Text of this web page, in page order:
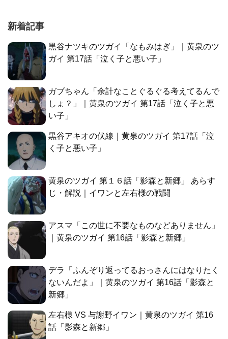
新着記事
黒谷ナツキのツガイ「なもみはぎ」｜黄泉のツ
ガイ 第17話「泣く子と悪い子」
ガブちゃん「余計なことぐるぐる考えてるんで
しょ？」｜黄泉のツガイ 第17話「泣く子と悪
い子」
黒谷アキオの伏線｜黄泉のツガイ 第17話「泣
く子と悪い子」
黄泉のツガイ 第１６話「影森と新郷」 あらす
じ・解説｜イワンと左右様の戦闘
アスマ「この世に不要なものなどありません」
｜黄泉のツガイ 第16話「影森と新郷」
デラ「ふんぞり返ってるおっさんにはなりたく
ないんだよ」｜黄泉のツガイ 第16話「影森と
新郷」
左右様 VS 与謝野イワン｜黄泉のツガイ 第16
話「影森と新郷」